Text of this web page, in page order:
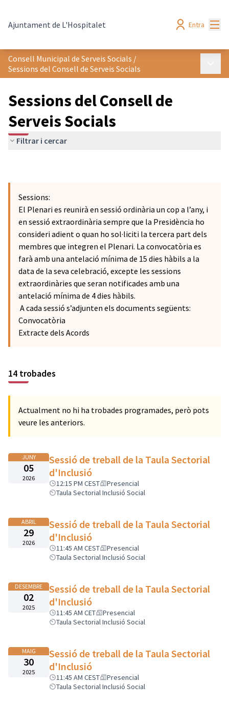
Ajuntament de L'Hospitalet Entra
Consell Municipal de Serveis Socials /
Sessions del Consell de Serveis Socials
Sessions del Consell de
Serveis Socials
Filtrar i cercar
Sessions:
El Plenari es reunirà en sessió ordinària un cop a l’any, i
en sessió extraordinària sempre que la Presidència ho
consideri adient o quan ho sol·liciti la tercera part dels
membres que integren el Plenari. La convocatòria es
farà amb una antelació mínima de 15 dies hàbils a la
data de la seva celebració, excepte les sessions
extraordinàries que seran notificades amb una
antelació mínima de 4 dies hàbils.
A cada sessió s’adjunten els documents següents:
Convocatòria
Extracte dels Acords
14 trobades
Actualment no hi ha trobades programades, però pots
veure les anteriors.
JUNY
05
2026
Sessió de treball de la Taula Sectorial
d'Inclusió
12:15 PM CEST
Presencial
Taula Sectorial Inclusió Social
ABRIL
29
2026
Sessió de treball de la Taula Sectorial
d'Inclusió
11:45 AM CEST
Presencial
Taula Sectorial Inclusió Social
DESEMBRE
02
2025
Sessió de treball de la Taula Sectorial
d'Inclusió
11:45 AM CET
Presencial
Taula Sectorial Inclusió Social
MAIG
30
2025
Sessió de treball de la Taula Sectorial
d'Inclusió
11:45 AM CEST
Presencial
Taula Sectorial Inclusió Social